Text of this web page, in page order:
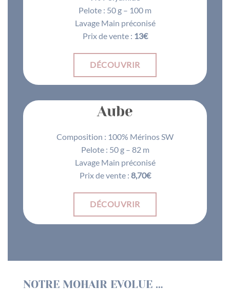
Pelote : 50 g – 100 m
Lavage Main préconisé
Prix de vente : 13€
DÉCOUVRIR
Aube
Composition : 100% Mérinos SW
Pelote : 50 g – 82 m
Lavage Main préconisé
Prix de vente : 8,70€
DÉCOUVRIR
NOTRE MOHAIR EVOLUE …